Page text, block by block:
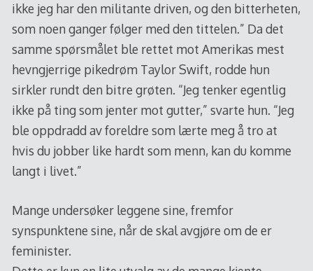
ikke jeg har den militante driven, og den bitterheten,
som noen ganger følger med den tittelen.” Da det
samme spørsmålet ble rettet mot Amerikas mest
hevngjerrige pikedrøm Taylor Swift, rodde hun
sirkler rundt den bitre grøten. “Jeg tenker egentlig
ikke på ting som jenter mot gutter,” svarte hun. “Jeg
ble oppdradd av foreldre som lærte meg å tro at
hvis du jobber like hardt som menn, kan du komme
langt i livet.”
Mange undersøker leggene sine, fremfor
synspunktene sine, når de skal avgjøre om de er
feminister.